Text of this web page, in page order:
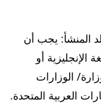
المنشأ: يجب أن
الإنجليزية أو
الوزارات
العربية المتحدة.